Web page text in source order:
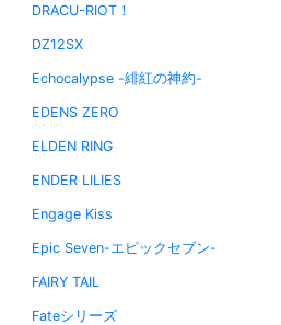
DRACU-RIOT！
DZ12SX
Echocalypse -緋紅の神約-
EDENS ZERO
ELDEN RING
ENDER LILIES
Engage Kiss
Epic Seven-エピックセブン-
FAIRY TAIL
Fateシリーズ